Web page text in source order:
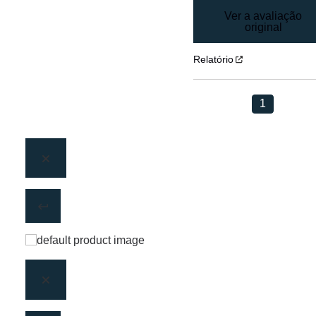
Ver a avaliação
original
Relatório
1